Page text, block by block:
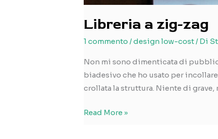
Libreria a zig-zag
1 commento /design low-cost/ Di
Non mi sono dimenticata di
biadesivo che ho usato per
crollata la struttura. Niente di grave,
Libreria
Read More »